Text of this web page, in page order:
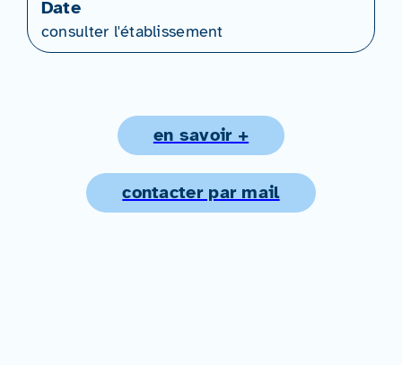
Date
consulter l'établissement
en savoir +
contacter par mail